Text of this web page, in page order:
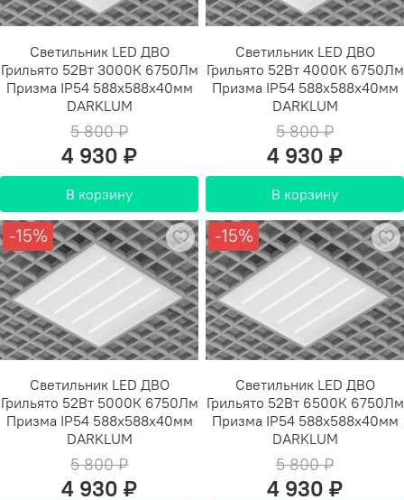
Светильник LED ДВО
Грильято 52Вт 3000К 6750Лм
Призма IP54 588х588х40мм
DARKLUM
5 800 ₽
4 930 ₽
В корзину
Светильник LED ДВО
Грильято 52Вт 4000К 6750Лм
Призма IP54 588х588х40мм
DARKLUM
5 800 ₽
4 930 ₽
В корзину
-15%
Светильник LED ДВО
Грильято 52Вт 5000К 6750Лм
Призма IP54 588х588х40мм
DARKLUM
5 800 ₽
4 930 ₽
-15%
Светильник LED ДВО
Грильято 52Вт 6500К 6750Лм
Призма IP54 588х588х40мм
DARKLUM
5 800 ₽
4 930 ₽